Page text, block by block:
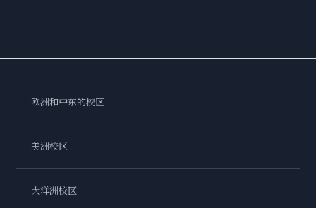
欧洲和中东的校区
美洲校区
大洋洲校区